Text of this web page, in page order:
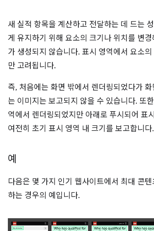
새 실적 항목을 계산하고 전달하는 데 드는
게 유지하기 위해 요소의 크기나 위치를 변
가 생성되지 않습니다. 표시 영역에서 요소의
만 고려됩니다.
즉, 처음에는 화면 밖에서 렌더링되었다가 화
는 이미지는 보고되지 않을 수 있습니다. 또
역에서 렌더링되었지만 아래로 푸시되어 표
여전히 초기 표시 영역 내 크기를 보고합니다.
예
다음은 몇 가지 인기 웹사이트에서 최대 콘
하는 경우의 예입니다.